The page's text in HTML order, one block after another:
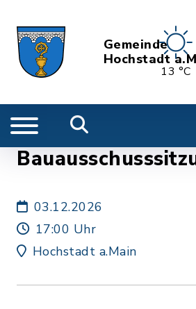
Gemeinde
Hochstadt
13 °C
03.12.2026
17:00 Uhr
Hochstadt a.Main